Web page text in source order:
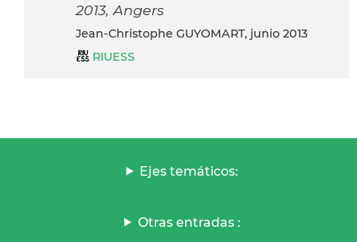
2013, Angers
Jean-Christophe GUYOMART, junio 2013
RIUESS
Ejes temáticos:
Otras entradas :